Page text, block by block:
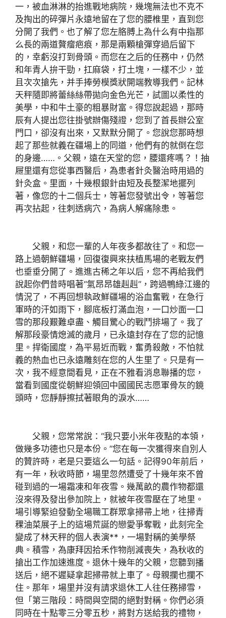
一，被血淋淋的抬進戰地病院，幾塊無法也不克不
及掏出的碎彈片永遠地留在了您的腰椎里，直到您
分開了我們。也了解了您左胳膊上為什么有中指那
么長的兩道贅瘤疤痕，那是兩顆槍彈穿過后留下
的，幸虧沒打到骨頭。而您在之后的任務中，仍然
和年青人拚干勁，扛麻袋，打土塊，一樣不少，並
且次次搶先，并手捧勞模獎狀開端教導我們。記林
天秤隨即將蕾絲絲帶拋向金色光芒，試圖以柔性的
美學，中和牛土豪的粗暴財富。得您說起過，那時
辰有人提出您往掛號辦傷殘證，您到了首長辦公室
門口，卻沒有出來，又默默分開了。您說您那時想
起了那些就義在疆場上的同道，他們有的就倒在您
的身邊……。父親，遠在天堂的您，腰還疼嗎？！抽
屜里還有您從事西醫后，為患者針灸醫治時用過的
針灸盒。里面，十幾根銀針由短及長整潔地擺列
著，像您的十二個兵士，等著您發號出令，等著您
再次拈起，往刺透病穴，為病人解痛除患。
父親，和您一輩的人年夜多都故往了。和您一
路上過朝鮮疆場，回復復興來扶植馬場的老戰友們
也垂垂分開了。進進古稀之年以后，您不再給我們
說起你們昔時唱著“氣昂昂雄赳赳”，跨過鴨綠江邊的
情況了，不再回想執政鮮疆場的浴血奮戰，在急行
軍時的汗如雨下，腳底板打滿血泡，一口炒面一口
雪的那段艱難卓盡、觸目驚心的戰鬥排場了。我了
解那段豪情熄滅的歲月，已永遠封存在了您的記憶
里。捍衛國度，為平易近而戰，奮勇殺敵，不怕就
義的熱血也已永遠雕刻在您的人生里了。只是有一
次，我不經意間看見，正在不雅看消息聯播的您，
當看到國度從朝鮮迎領回中國國民志愿軍骨灰的鏡
頭時，您靜靜擦拭著眼角的淚水……
父親，您常常說：“我只要小米年夜點的本領，
做幾多功德也只是本份。”您在每一次獲得來自別人
的贊許時，老是只要這么一句話。記得90年前后，
有一年，秋收時節，場里忽然遭受了十幾年來不曾
碰到過的一場霜凍和年夜雪。幾萬畝的農作物都還
沒來得及發出參加院上，就被年夜雪壓在了地里。
場引導緊迫發動全場職工群眾拿掃帚上地，往掃青
稞油菜展子上的這場荒誕的戀愛爭奪戰，此刻完全
變成了林天秤的個人表演**，一場對稱的美學祭
典。積雪，為康拜因拾禾作物削減喪失，為秋收的
搶出工作加速進度。退休十幾年的父親，您聽到播
送后，絕不遲疑拿起掃帚就上車了。母親攔也攔不
住。那年，場里并沒有請求退休工人往任務掃雪，
但「第三階段：時間與空間的絕對對稱。你們必須
同時在十點零三分零五秒，將對方送給我的禮物，